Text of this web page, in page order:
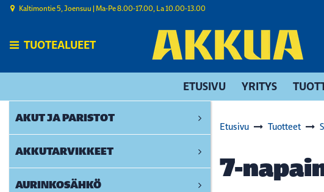
Siirry pääsisältöön
Kaltimontie 5, Joensuu | ​Ma-Pe 8.00-17.00, La 10.00-13.00
TUOTEALUEET
ETUSIVU YRITYS
AKUT JA PARISTOT
AKKUTARVIKKEET
AURINKOSÄHKÖ
Etusivu Tuotteet
7-